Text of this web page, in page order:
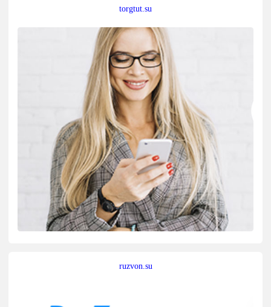
torgtut.su
ruzvon.su